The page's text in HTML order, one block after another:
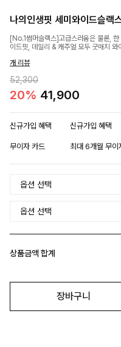
나의인생핏 세미와이드슬
[No.1썸머슬랙스]고급스러움은 물론,
이드핏, 데일리 & 캐주얼 모두 굿매치
개 리뷰
52,300
20% 41,900
신규가입 혜택 신규가입 혜택
무이자 카드 최대 6개월 무이
상품금액 합계
장바구니